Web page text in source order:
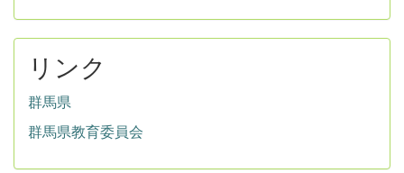
リンク
群馬県
群馬県教育委員会